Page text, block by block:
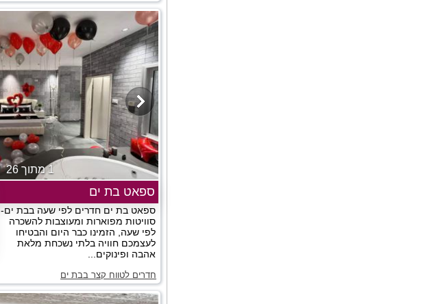
1 מתוך 26
ספאט בת ים
ספאט בת ים חדרים לפי שעה בבת ים-
סוויטות מפוארות ומעוצבות להשכרה
לפי שעה, הזמינו כבר היום והבטיחו
לעצמכם חוויה בלתי נשכחת מלאת
אהבה ופינוקים...
חדרים לטווח קצר בבת ים